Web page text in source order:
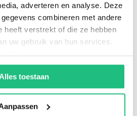
adverteren en analyse. Deze
combineren met andere
heeft verstrekt of die ze hebben
uw gebruik van hun services.
.
Alles toestaan
artikelen